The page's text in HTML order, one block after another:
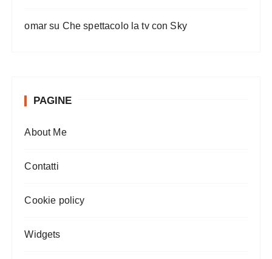
omar su Che spettacolo la tv con Sky
PAGINE
About Me
Contatti
Cookie policy
Widgets